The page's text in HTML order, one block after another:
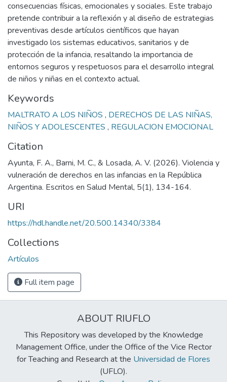
consecuencias físicas, emocionales y sociales. Este trabajo
pretende contribuir a la reflexión y al diseño de estrategias
preventivas desde artículos científicos que hayan
investigado los sistemas educativos, sanitarios y de
protección de la infancia, resaltando la importancia de
entornos seguros y respetuosos para el desarrollo integral
de niños y niñas en el contexto actual.
Keywords
MALTRATO A LOS NIÑOS , DERECHOS DE LAS NIÑAS,
NIÑOS Y ADOLESCENTES , REGULACION EMOCIONAL
Citation
Ayunta, F. A., Barni, M. C., & Losada, A. V. (2026). Violencia y
vulneración de derechos en las infancias en la República
Argentina. Escritos en Salud Mental, 5(1), 134-164.
URI
https://hdl.handle.net/20.500.14340/3384
Collections
Artículos
Full item page
ABOUT RIUFLO
This Repository was developed by the Knowledge
Management Office, under the Office of the Vice Rector
for Teaching and Research at the Universidad de Flores
(UFLO).